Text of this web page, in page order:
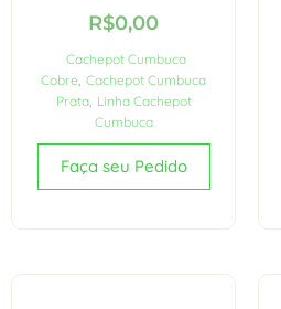
R$0,00
Cachepot Cumbuca
Cobre Cachepot Cumbuca
Prata, Linha Cachepot
Cumbuca
Faça seu Pedido